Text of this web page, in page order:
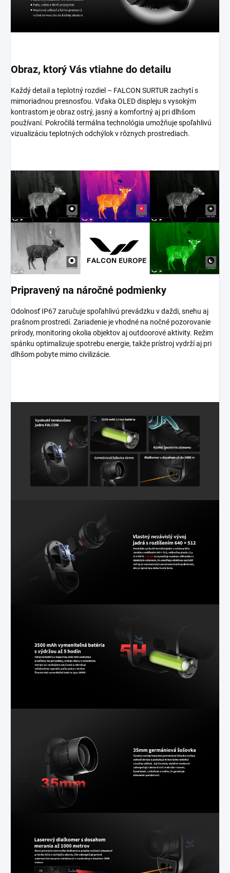
Obraz, ktorý Vás vtiahne do detailu
Každý detail a teplotný rozdiel – FALCON SURTUR zachytí s
mimoriadnou presnosťou. Vďaka OLED displeju s vysokým
kontrastom je obraz ostrý, jasný a komfortný aj pri dlhšom
používaní. Pokročilá termálna technológia umožňuje spoľahlivú
vizualizáciu teplotných odchýlok v rôznych prostrediach.
Pripravený na náročné podmienky
Odolnosť IP67 zaručuje spoľahlivú prevádzku v daždi, snehu aj
prašnom prostredí. Zariadenie je vhodné na nočné pozorovanie
prírody, monitoring okolia objektov aj outdoorové aktivity. Režim
spánku optimalizuje spotrebu energie, takže prístroj vydrží aj pri
dlhšom pobyte mimo civilizácie.